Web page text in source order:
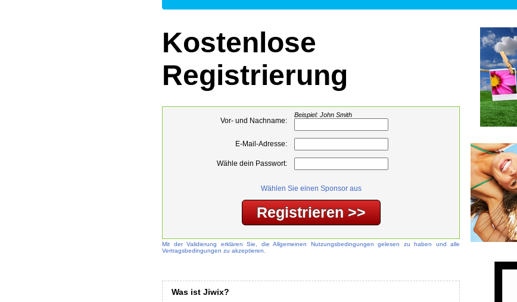
Kostenlose
Registrierung
Vor- und Nachname:
Beispiel: John Smith
E-Mail-Adresse:
Wähle dein Passwort:
Wählen Sie einen Sponsor aus
Mit der Validierung erklären Sie, die Allgemeinen Nutzungsbedingungen gelesen zu haben und alle
Vertragsbedingungen zu akzeptieren.
Was ist Jiwix?